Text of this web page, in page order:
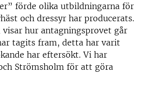
förde olika utbildningarna för
och dressyr har producerats.
hur antagningsprovet går
tagits fram, detta har varit
har eftersökt. Vi har
Strömsholm för att göra